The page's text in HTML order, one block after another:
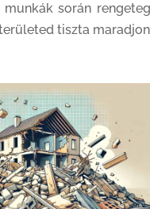
során
tiszta